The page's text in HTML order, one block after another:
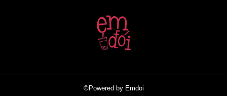
©Powered by Emdoi